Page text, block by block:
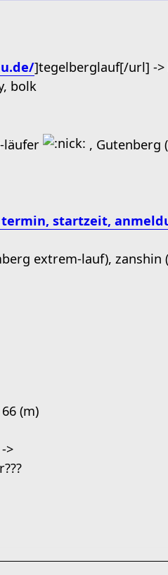
]tegelberglauf[/url] ->
bolk
läufer
, Gutenberg
startzeit,
extrem-lauf), zanshin
(m)
->